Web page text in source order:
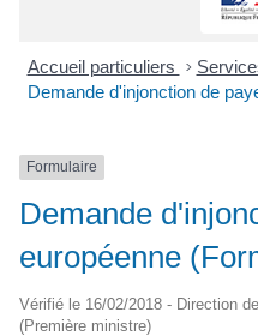
Accueil particuliers >
Demande d'injonction de
Formulaire
Demande
européenne
Vérifié le 16/02/2018 - Direction
(Première ministre)